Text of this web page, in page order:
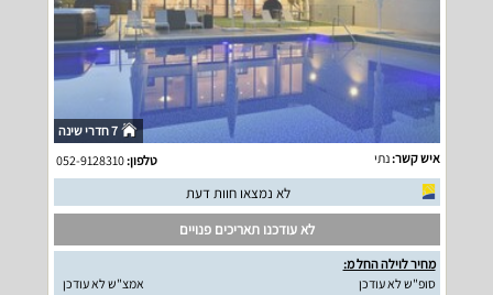
7 חדרי שינה
איש קשר:נתי טלפון:052-9128310
לא נמצאו חוות דעת
לא עודכנו תאריכים פנויים
מחיר לוילה החל מ:
סופ"ש לא עודכן
אמצ"ש לא עודכן